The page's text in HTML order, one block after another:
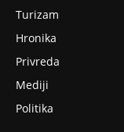
Turizam
Hronika
Privreda
Mediji
Politika